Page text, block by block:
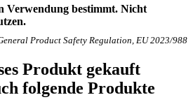
Verwendung bestimmt. Nicht
Product Safety Regulation, EU 2023/988
Produkt gekauft
folgende Produkte